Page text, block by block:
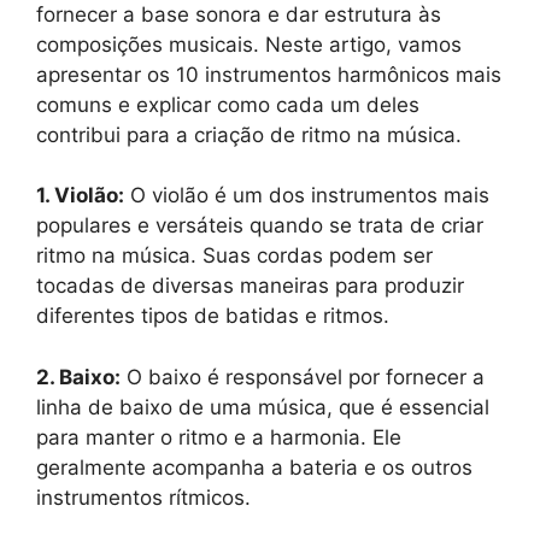
fornecer a base sonora e dar estrutura às
composições musicais. Neste artigo, vamos
apresentar os 10 instrumentos harmônicos mais
comuns e explicar como cada um deles
contribui para a criação de ritmo na música.
1. Violão: O violão é um dos instrumentos mais
populares e versáteis quando se trata de criar
ritmo na música. Suas cordas podem ser
tocadas de diversas maneiras para produzir
diferentes tipos de batidas e ritmos.
2. Baixo: O baixo é responsável por fornecer a
linha de baixo de uma música, que é essencial
para manter o ritmo e a harmonia. Ele
geralmente acompanha a bateria e os outros
instrumentos rítmicos.